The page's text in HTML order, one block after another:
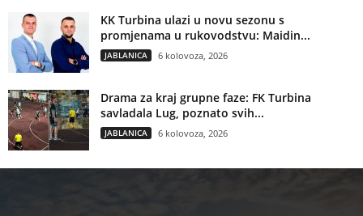
KK Turbina ulazi u novu sezonu s
promjenama u rukovodstvu: Maidin...
JABLANICA 6 kolovoza, 2026
Drama za kraj grupne faze: FK Turbina
savladala Lug, poznato svih...
JABLANICA 6 kolovoza, 2026